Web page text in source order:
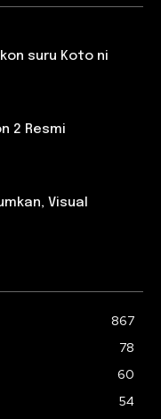
suru Koto ni
2 Resmi
Visual
867
78
60
54